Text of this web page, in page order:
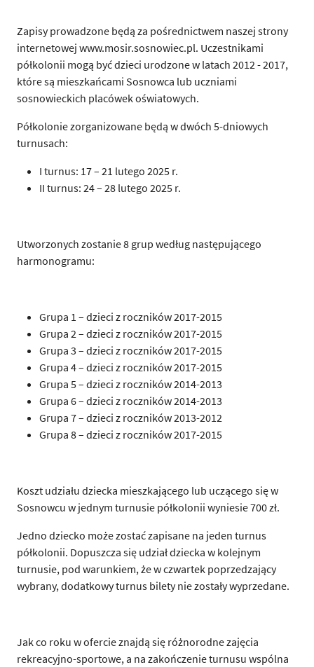
Zapisy prowadzone będą za pośrednictwem naszej strony
internetowej www.mosir.sosnowiec.pl. Uczestnikami
półkolonii mogą być dzieci urodzone w latach 2012 - 2017,
które są mieszkańcami Sosnowca lub uczniami
sosnowieckich placówek oświatowych.
Półkolonie zorganizowane będą w dwóch 5-dniowych
turnusach:
I turnus: 17 – 21 lutego 2025 r.
II turnus: 24 – 28 lutego 2025 r.
Utworzonych zostanie 8 grup według następującego
harmonogramu:
Grupa 1 – dzieci z roczników 2017-2015
Grupa 2 – dzieci z roczników 2017-2015
Grupa 3 – dzieci z roczników 2017-2015
Grupa 4 – dzieci z roczników 2017-2015
Grupa 5 – dzieci z roczników 2014-2013
Grupa 6 – dzieci z roczników 2014-2013
Grupa 7 – dzieci z roczników 2013-2012
Grupa 8 – dzieci z roczników 2017-2015
Koszt udziału dziecka mieszkającego lub uczącego się w
Sosnowcu w jednym turnusie półkolonii wyniesie 700 zł.
Jedno dziecko może zostać zapisane na jeden turnus
półkolonii. Dopuszcza się udział dziecka w kolejnym
turnusie, pod warunkiem, że w czwartek poprzedzający
wybrany, dodatkowy turnus bilety nie zostały wyprzedane.
Jak co roku w ofercie znajdą się różnorodne zajęcia
rekreacyjno-sportowe, a na zakończenie turnusu wspólna